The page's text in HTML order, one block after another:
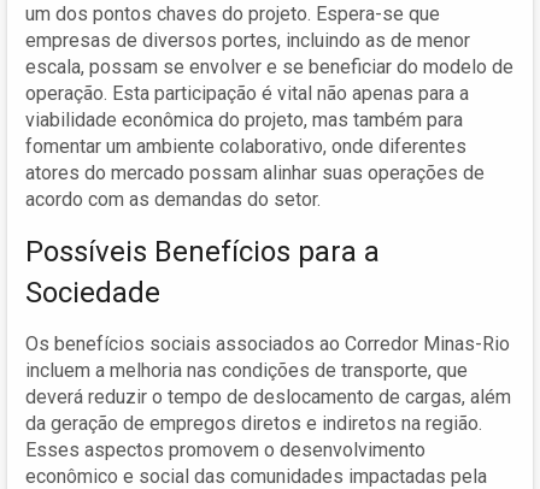
um dos pontos chaves do projeto. Espera-se que
empresas de diversos portes, incluindo as de menor
escala, possam se envolver e se beneficiar do modelo de
operação. Esta participação é vital não apenas para a
viabilidade econômica do projeto, mas também para
fomentar um ambiente colaborativo, onde diferentes
atores do mercado possam alinhar suas operações de
acordo com as demandas do setor.
Possíveis Benefícios para a
Sociedade
Os benefícios sociais associados ao Corredor Minas-Rio
incluem a melhoria nas condições de transporte, que
deverá reduzir o tempo de deslocamento de cargas, além
da geração de empregos diretos e indiretos na região.
Esses aspectos promovem o desenvolvimento
econômico e social das comunidades impactadas pela